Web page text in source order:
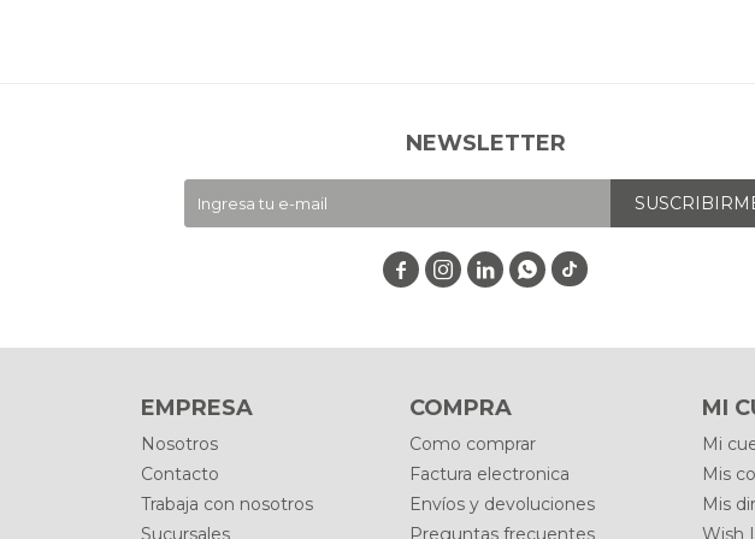
EMPRESA
Nosotros
Contacto
Trabaja con nosotros
Sucursales
COMPRA
Como comprar
Factura electronica
Envíos y devoluciones
Preguntas frecuentes
MI
Mi
Mis
Mis
Wish
NEWSLETTER
   